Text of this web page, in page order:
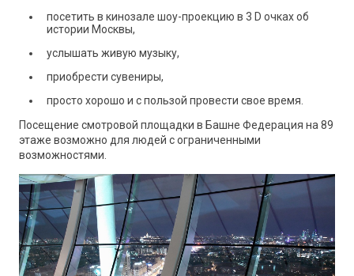
посетить в кинозале шоу-проекцию в 3 D очках об
истории Москвы,
услышать живую музыку,
приобрести сувениры,
просто хорошо и с пользой провести свое время.
Посещение смотровой площадки в Башне Федерация на 89
этаже возможно для людей с ограниченными
возможностями.